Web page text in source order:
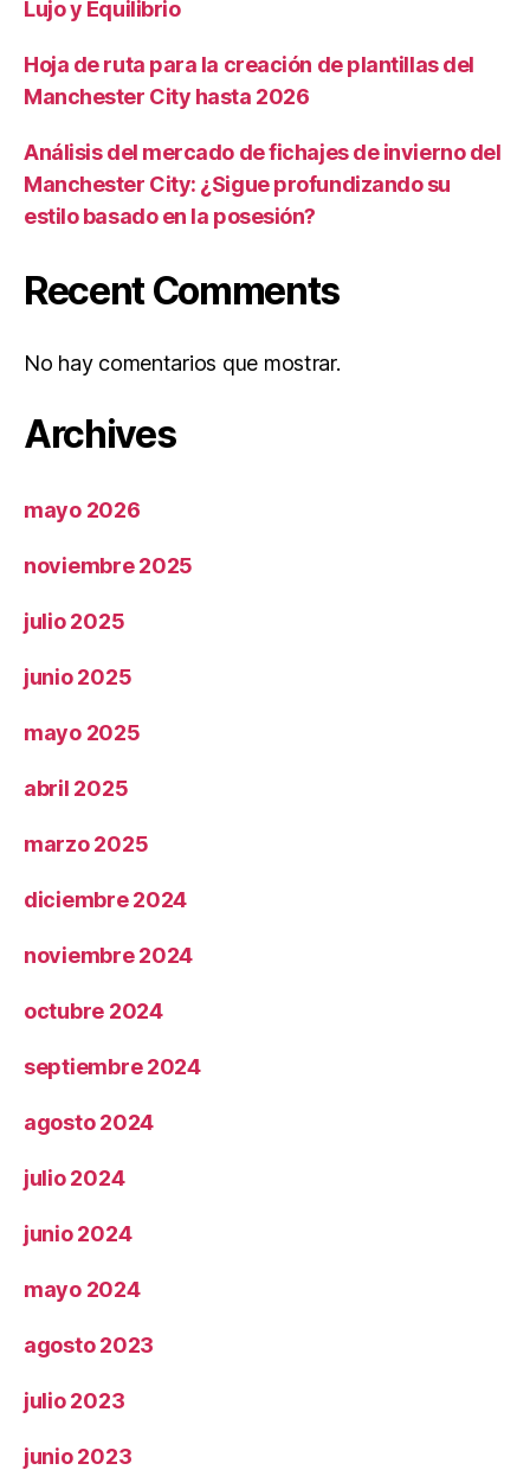
Lujo y Equilibrio
Hoja de ruta para la creación de plantillas del
Manchester City hasta 2026
Análisis del mercado de fichajes de invierno del
Manchester City: ¿Sigue profundizando su
estilo basado en la posesión?
Recent Comments
No hay comentarios que mostrar.
Archives
mayo 2026
noviembre 2025
julio 2025
junio 2025
mayo 2025
abril 2025
marzo 2025
diciembre 2024
noviembre 2024
octubre 2024
septiembre 2024
agosto 2024
julio 2024
junio 2024
mayo 2024
agosto 2023
julio 2023
junio 2023